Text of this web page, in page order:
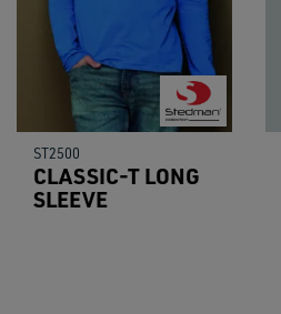
ST2500
CLASSIC-T LONG
SLEEVE